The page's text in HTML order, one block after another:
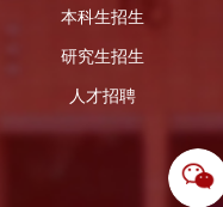
本科生招生
研究生招生
人才招聘